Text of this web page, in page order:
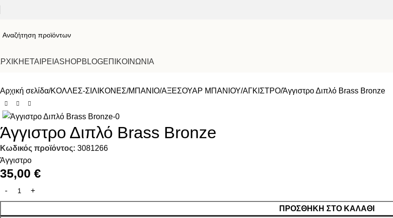
ΕΤΑΙΡΕΙΑSHOPBLOGΕΠΙΚΟΙΝΩΝΙΑ
Αρχική σελίδα ΚΟΛΛΕΣ-ΣΙΛΙΚΟΝΕΣ ΜΠΑΝΙΟ ΑΞΕΣΟΥΑΡ ΜΠΑΝΙΟΥ ΑΓΚΙΣΤΡΟ Άγγιστρο Διπλό Brass Bronze
Άγγιστρο Διπλό Brass Bronze
Κωδικός προϊόντος: 3081266
Άγγιστρο
35,00 €
ΠΡΟΣΘΉΚΗ ΣΤΟ ΚΑΛΆΘΙ